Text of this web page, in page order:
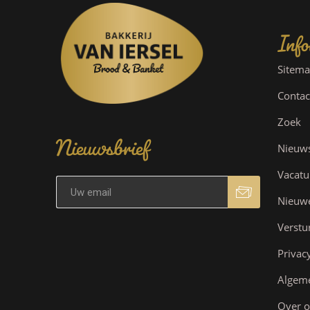
Nieuwsbrief
Zoek
Over